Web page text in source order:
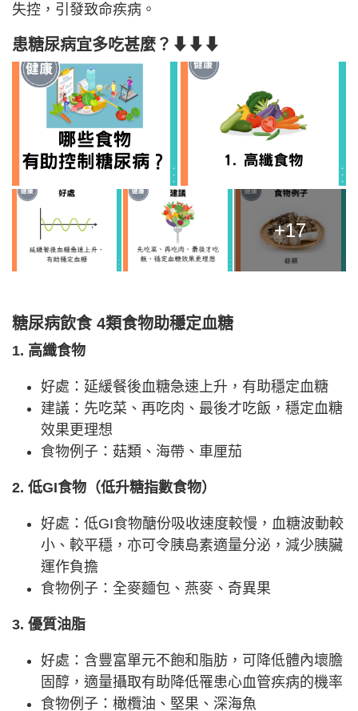
失控，引發致命疾病。
患糖尿病宜多吃甚麼？⬇⬇⬇
+17
糖尿病飲食 4類食物助穩定血糖
1. 高纖食物
好處：延緩餐後血糖急速上升，有助穩定血糖
建議：先吃菜、再吃肉、最後才吃飯，穩定血糖
效果更理想
食物例子：菇類、海帶、車厘茄
2. 低GI食物（低升糖指數食物）
好處：低GI食物醣份吸收速度較慢，血糖波動較
小、較平穩，亦可令胰島素適量分泌，減少胰臟
運作負擔
食物例子：全麥麵包、燕麥、奇異果
3. 優質油脂
好處：含豐富單元不飽和脂肪，可降低體內壞膽
固醇，適量攝取有助降低罹患心血管疾病的機率
食物例子：橄欖油、堅果、深海魚